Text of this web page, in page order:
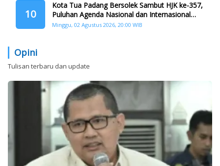
10
Kota Tua Padang Bersolek Sambut HJK ke-357,
Puluhan Agenda Nasional dan Internasional
Siap Digelar
Minggu, 02 Agustus 2026, 20:00 WIB
Opini
Tulisan terbaru dan update